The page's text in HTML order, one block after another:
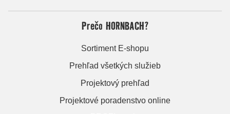
Prečo HORNBACH?
Sortiment E-shopu
Prehľad všetkých služieb
Projektový prehľad
Projektové poradenstvo online